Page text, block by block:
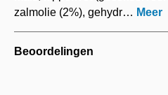
zalmolie (2%), gehydr… Meer
Beoordelingen